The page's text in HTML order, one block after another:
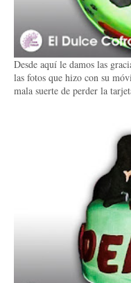
Desde aquí le damos las
las fotos que hizo con su
mala suerte de perder la